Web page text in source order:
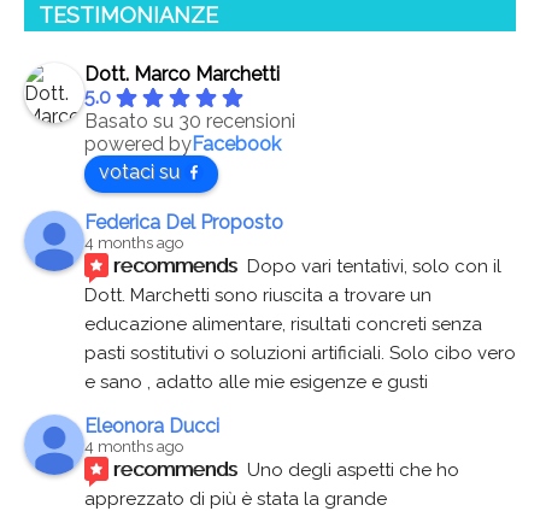
TESTIMONIANZE
Dott. Marco Marchetti
5.0
Basato su 30 recensioni
powered byFacebook
votaci su
Federica Del Proposto
4 months ago
recommends Dopo vari tentativi, solo con il
Dott. Marchetti sono riuscita a trovare un
educazione alimentare, risultati concreti senza
pasti sostitutivi o soluzioni artificiali. Solo cibo vero
e sano , adatto alle mie esigenze e gusti
Eleonora Ducci
4 months ago
recommends Uno degli aspetti che ho
apprezzato di più è stata la grande